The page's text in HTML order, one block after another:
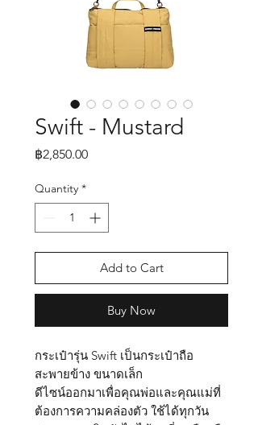
Swift - Mustard
฿2,850.00Price
Quantity *
Add to Cart
Buy Now
กระเป๋ารุ่น Swift เป็นกระเป๋าถือ
สะพายข้าง ขนาดเล็ก
ดีไซน์ออกมาเพื่อคุณพ่อและคุณแม่ที่
ต้องการความคล่องตัว ใช้ได้ทุกวัน